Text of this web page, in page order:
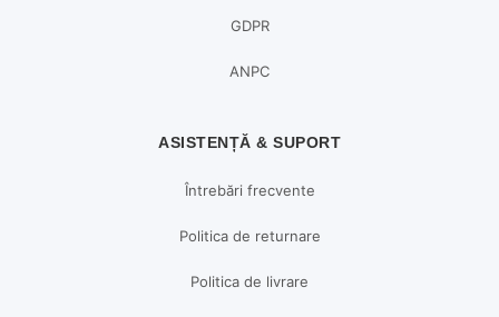
GDPR
ANPC
ASISTENȚĂ & SUPORT
Întrebări frecvente
Politica de returnare
Politica de livrare